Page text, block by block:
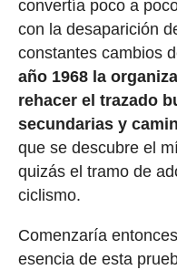
convertía poco a
con la desaparición
constantes cambios
año 1968 la
rehacer el trazado
secundarias y
que se descubre el
quizás el tramo de
ciclismo.
Comenzaría
esencia de esta